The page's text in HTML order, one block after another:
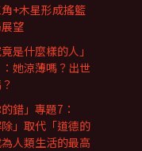
+木星形成搖籃
望
是什麼樣的人」
她涼薄嗎？出世
的錯」專題7：
除」取代「道德的
人類生活的最高